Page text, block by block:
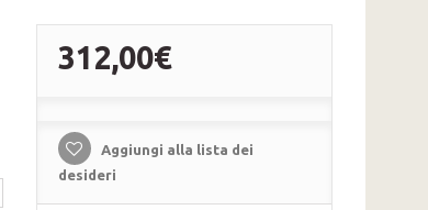
312,00€
Aggiungi alla lista dei
desideri